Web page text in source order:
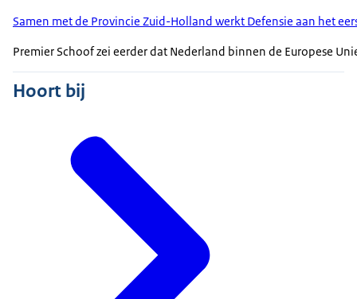
Samen met de Provincie Zuid-Holland werkt Defensie aan het
Premier Schoof zei eerder dat Nederland binnen de Europese
Hoort bij